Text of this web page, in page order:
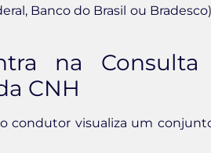
Banco do Brasil ou
na Consulta
CNH
condutor visualiza um